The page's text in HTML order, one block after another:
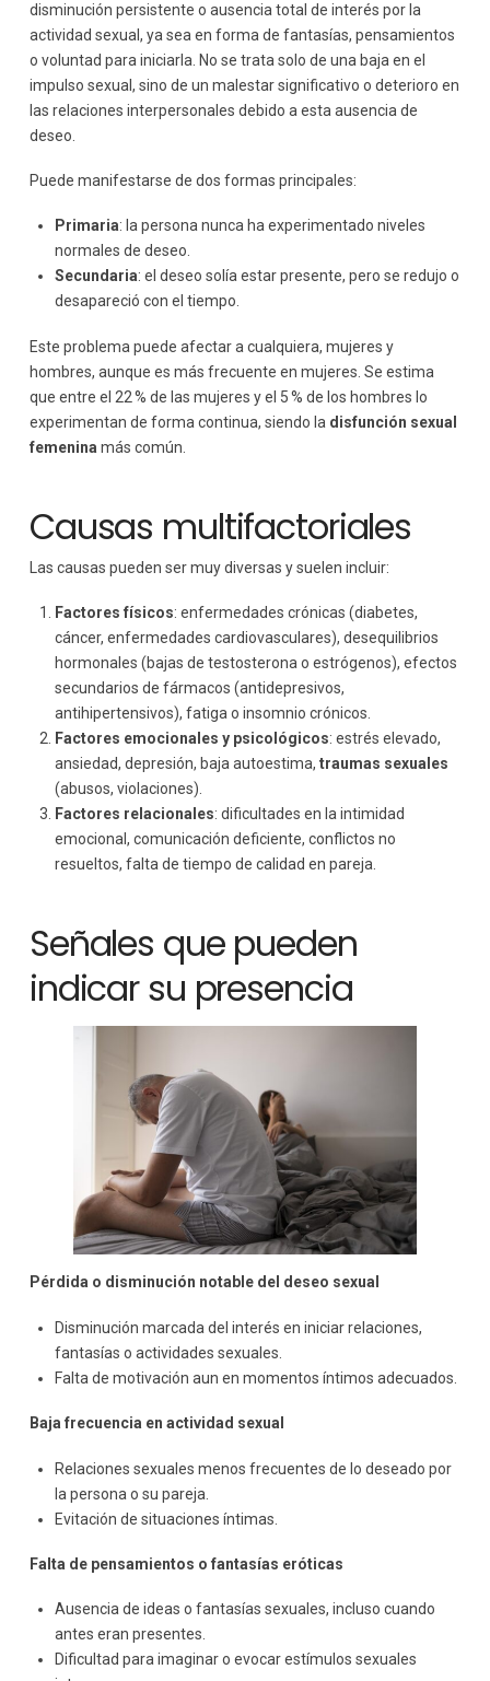
disminución persistente o ausencia total de interés por la
actividad sexual, ya sea en forma de fantasías, pensamientos
o voluntad para iniciarla. No se trata solo de una baja en el
impulso sexual, sino de un malestar significativo o deterioro en
las relaciones interpersonales debido a esta ausencia de
deseo.
Puede manifestarse de dos formas principales:
Primaria: la persona nunca ha experimentado niveles
normales de deseo.
Secundaria: el deseo solía estar presente, pero se redujo o
desapareció con el tiempo.
Este problema puede afectar a cualquiera, mujeres y
hombres, aunque es más frecuente en mujeres. Se estima
que entre el 22 % de las mujeres y el 5 % de los hombres lo
experimentan de forma continua, siendo la disfunción sexual
femenina más común.
Causas multifactoriales
Las causas pueden ser muy diversas y suelen incluir:
Factores físicos: enfermedades crónicas (diabetes,
cáncer, enfermedades cardiovasculares), desequilibrios
hormonales (bajas de testosterona o estrógenos), efectos
secundarios de fármacos (antidepresivos,
antihipertensivos), fatiga o insomnio crónicos.
Factores emocionales y psicológicos: estrés elevado,
ansiedad, depresión, baja autoestima,traumas sexuales
(abusos, violaciones).
Factores relacionales: dificultades en la intimidad
emocional, comunicación deficiente, conflictos no
resueltos, falta de tiempo de calidad en pareja.
Señales que pueden
indicar su presencia
Pérdida o disminución notable del deseo sexual
Disminución marcada del interés en iniciar relaciones,
fantasías o actividades sexuales.
Falta de motivación aun en momentos íntimos adecuados.
Baja frecuencia en actividad sexual
Relaciones sexuales menos frecuentes de lo deseado por
la persona o su pareja.
Evitación de situaciones íntimas.
Falta de pensamientos o fantasías eróticas
Ausencia de ideas o fantasías sexuales, incluso cuando
antes eran presentes.
Dificultad para imaginar o evocar estímulos sexuales